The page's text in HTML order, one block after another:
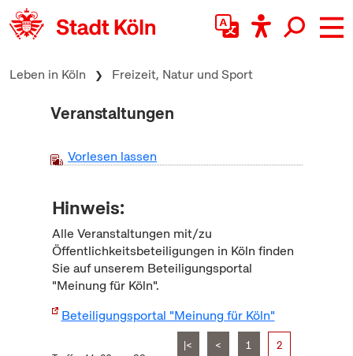
zum Inhalt springen
Leben in Köln Freizeit, Natur und Sport
Veranstaltungen
Vorlesen lassen
Hinweis:
Alle Veranstaltungen mit/zu
Öffentlichkeitsbeteiligungen in Köln finden
Sie auf unserem Beteiligungsportal
"Meinung für Köln".
Beteiligungsportal "Meinung für Köln"
|< < 1 2